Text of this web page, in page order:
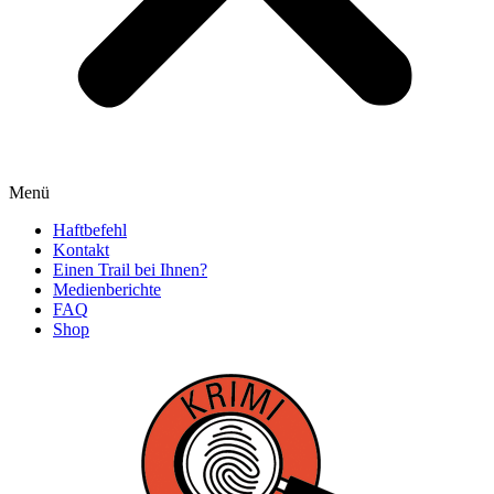
Menü
Haftbefehl
Kontakt
Einen Trail bei Ihnen?
Medienberichte
FAQ
Shop